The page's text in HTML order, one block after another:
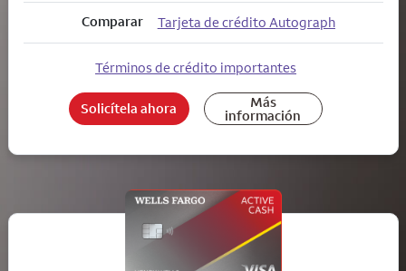
Comparar Tarjeta de crédito Autograph
Términos de crédito importantes
Solicítela ahora Más
información